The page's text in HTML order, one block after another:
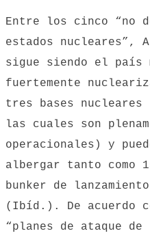
Entre los cinco “no
estados nucleares”,
sigue siendo el país
fuertemente
tres bases nucleares
las cuales son
operacionales) y
albergar tanto como
bunker de
(Ibíd.). De acuerdo
“planes de ataque de